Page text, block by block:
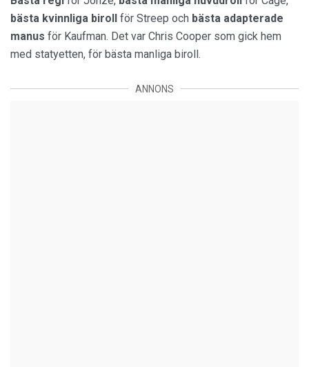
bästa kvinnliga biroll för Streep och bästa adapterade
manus för Kaufman. Det var Chris Cooper som gick hem
med statyetten, för bästa manliga biroll.
ANNONS